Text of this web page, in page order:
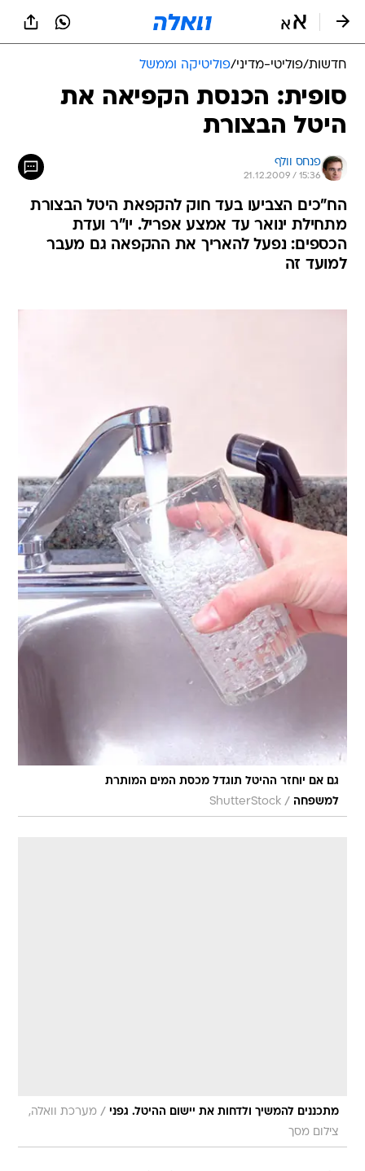
חדשות/פוליטי-מדיני/פוליטיקה וממשל
סופית: הכנסת הקפיאה את
היטל הבצורת
פנחס וולף
21.12.2009 / 15:36
הח"כים הצביעו בעד חוק להקפאת היטל הבצורת
מתחילת ינואר עד אמצע אפריל. יו"ר ועדת
הכספים: נפעל להאריך את ההקפאה גם מעבר
למועד זה
גם אם יוחזר ההיטל תוגדל מכסת המים המותרת
למשפחה /
ShutterStock
מתכננים להמשיך ולדחות את יישום ההיטל. גפני / מערכת וואלה,
צילום מסך